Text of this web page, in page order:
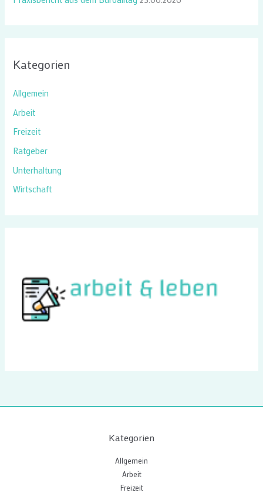
h
Kategorien
Allgemein
Arbeit
Freizeit
Ratgeber
Unterhaltung
Wirtschaft
Kategorien
Allgemein
Arbeit
Freizeit